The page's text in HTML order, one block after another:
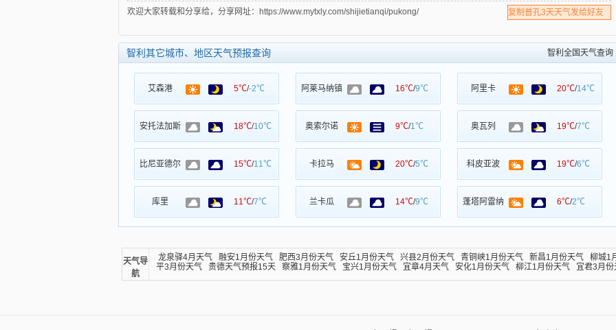
欢迎大家转载和分享给，分享网址：https://www.mytxly.com/shijietianqi/pukong/ 复制普孔3天天气发给好友
智利其它城市、地区天气预报查询 智利全国天气查询
艾森港 5℃/-2℃ 阿莱马纳镇 16℃/9℃ 阿里卡 20℃/14℃
安托法加斯 18℃/10℃ 奥索尔诺 9℃/1℃ 奥瓦列 19℃/7℃
比尼亚德尔 15℃/11℃ 卡拉马 20℃/5℃ 科皮亚波 19℃/6℃
库里 11℃/7℃ 兰卡瓜 14℃/9℃ 蓬塔阿雷纳 6℃/2℃
天气导
航
龙泉驿4月天气 融安1月份天气 肥西3月份天气 安丘1月份天气 兴县2月份天气 青铜峡1月份天气 新昌1月份天气 柳城1
平3月份天气
贵德天气预报15天 察雅1月份天气 宝兴1月份天气 宜章4月天气 安化1月份天气 柳江1月份天气 宜君3月份